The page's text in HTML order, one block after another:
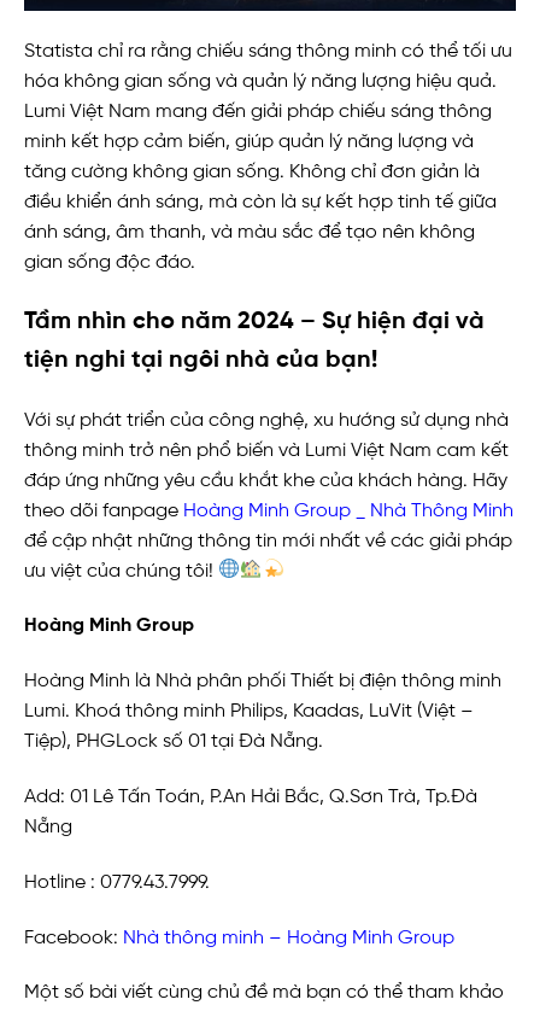
Statista chỉ ra rằng chiếu sáng thông minh có thể tối ưu
hóa không gian sống và quản lý năng lượng hiệu quả.
Lumi Việt Nam mang đến giải pháp chiếu sáng thông
minh kết hợp cảm biến, giúp quản lý năng lượng và
tăng cường không gian sống. Không chỉ đơn giản là
điều khiển ánh sáng, mà còn là sự kết hợp tinh tế giữa
ánh sáng, âm thanh, và màu sắc để tạo nên không
gian sống độc đáo.
Tầm nhìn cho năm 2024 – Sự hiện đại và
tiện nghi tại ngôi nhà của bạn!
Với sự phát triển của công nghệ, xu hướng sử dụng nhà
thông minh trở nên phổ biến và Lumi Việt Nam cam kết
đáp ứng những yêu cầu khắt khe của khách hàng. Hãy
theo dõi fanpage Hoàng Minh Group _ Nhà Thông Minh
để cập nhật những thông tin mới nhất về các giải pháp
ưu việt của chúng tôi!
Hoàng Minh Group
Hoàng Minh là Nhà phân phối Thiết bị điện thông minh
Lumi. Khoá thông minh Philips, Kaadas, LuVit (Việt –
Tiệp), PHGLock số 01 tại Đà Nẵng.
Add: 01 Lê Tấn Toán, P.An Hải Bắc, Q.Sơn Trà, Tp.Đà
Nẵng
Hotline : 0779.43.7999.
Facebook: N hà thông minh – Hoàng Minh Group
Một số bài viết cùng chủ đề mà bạn có thể tham khảo